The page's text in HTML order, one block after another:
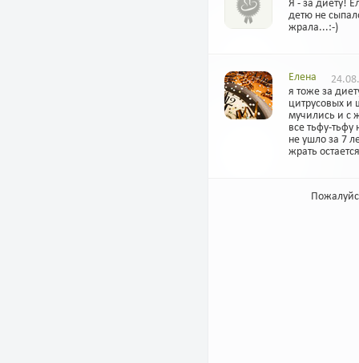
Я - за диету!
детю не
жрала...:-)
Елена
я тоже за
цитрусовых и
мучились и с
все тьфу-
не ушло за 7
жрать остается